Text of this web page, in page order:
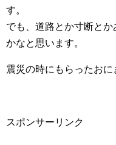
す。
でも、道路とか寸断と
かなと思います。
震災の時にもらったおに
スポンサーリンク